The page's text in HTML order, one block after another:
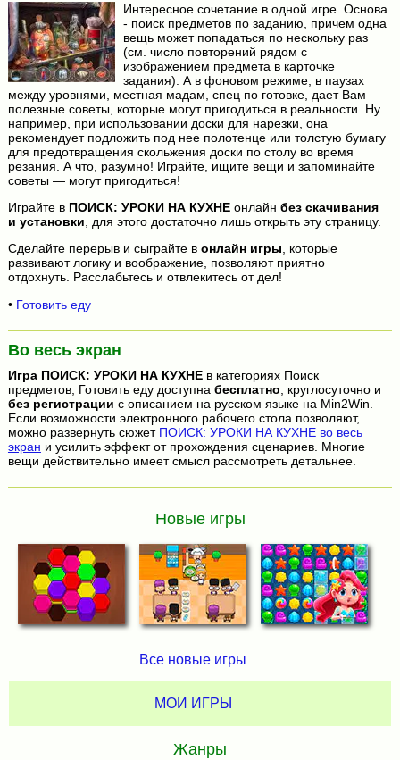
Интересное сочетание в одной игре. Основа
- поиск предметов по заданию, причем одна
вещь может попадаться по нескольку раз
(см. число повторений рядом с
изображением предмета в карточке
задания). А в фоновом режиме, в паузах
между уровнями, местная мадам, спец по готовке, дает Вам
полезные советы, которые могут пригодиться в реальности. Ну
например, при использовании доски для нарезки, она
рекомендует подложить под нее полотенце или толстую бумагу
для предотвращения скольжения доски по столу во время
резания. А что, разумно! Играйте, ищите вещи и запоминайте
советы — могут пригодиться!
Играйте в ПОИСК: УРОКИ НА КУХНЕонлайн без скачивания
и установки , для этого достаточно лишь открыть эту страницу.
Сделайте перерыв и сыграйте в онлайн игры, которые
развивают логику и воображение, позволяют приятно
отдохнуть. Расслабьтесь и отвлекитесь от дел!
• Готовить еду
Во весь экран
Игра ПОИСК: УРОКИ НА КУХНЕв категориях Поиск
предметов, Готовить еду доступна бесплатно , круглосуточно и
без регистрации с описанием на русском языке на Min2Win.
Если возможности электронного рабочего стола позволяют,
можно развернуть сюжет ПОИСК: УРОКИ НА КУХНЕ во весь
экран и усилить эффект от прохождения сценариев. Многие
вещи действительно имеет смысл рассмотреть детальнее.
Новые игры
Все новые игры
МОИ ИГРЫ
Жанры